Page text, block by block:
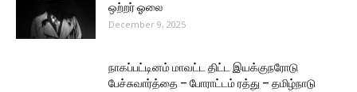
ஒற்றர் ஓலை
December 9, 2025
நாகப்பட்டினம் மாவட்ட திட்ட இயக்குநரோடு
பேச்சுவார்த்தை – போராட்டம் ரத்து – தமிழ்நாடு